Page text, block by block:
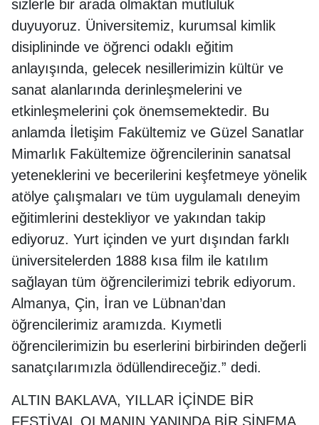
sizlerle bir arada olmaktan mutluluk
duyuyoruz. Üniversitemiz, kurumsal kimlik
disiplininde ve öğrenci odaklı eğitim
anlayışında, gelecek nesillerimizin kültür ve
sanat alanlarında derinleşmelerini ve
etkinleşmelerini çok önemsemektedir. Bu
anlamda İletişim Fakültemiz ve Güzel Sanatlar
Mimarlık Fakültemize öğrencilerinin sanatsal
yeteneklerini ve becerilerini keşfetmeye yönelik
atölye çalışmaları ve tüm uygulamalı deneyim
eğitimlerini destekliyor ve yakından takip
ediyoruz. Yurt içinden ve yurt dışından farklı
üniversitelerden 1888 kısa film ile katılım
sağlayan tüm öğrencilerimizi tebrik ediyorum.
Almanya, Çin, İran ve Lübnan’dan
öğrencilerimiz aramızda. Kıymetli
öğrencilerimizin bu eserlerini birbirinden değerli
sanatçılarımızla ödüllendireceğiz.” dedi.
ALTIN BAKLAVA, YILLAR İÇİNDE BİR
FESTİVAL OLMANIN YANINDA BİR SİNEMA